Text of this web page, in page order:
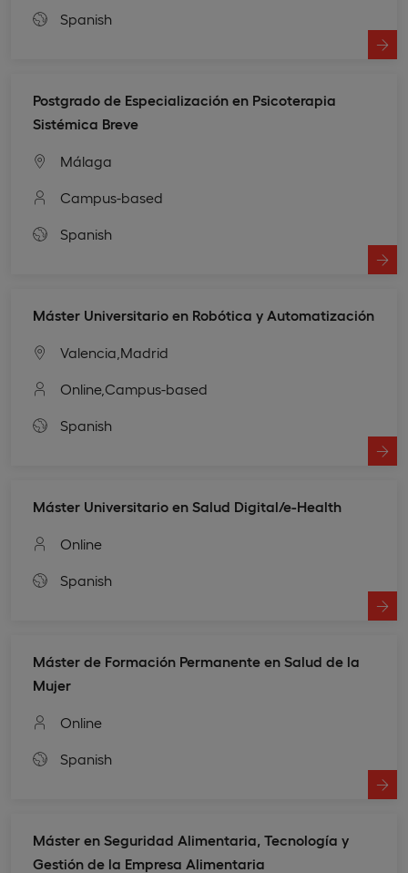
Spanish
Postgrado de Especialización en Psicoterapia
Sistémica Breve
Málaga
Campus-based
Spanish
Máster Universitario en Robótica y Automatización
Valencia, Madrid
Online, Campus-based
Spanish
Máster Universitario en Salud Digital/e-Health
Online
Spanish
Máster de Formación Permanente en Salud de la
Mujer
Online
Spanish
Máster en Seguridad Alimentaria, Tecnología y
Gestión de la Empresa Alimentaria